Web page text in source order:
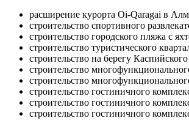
расширение курорта Oi-Qaragai в
строительство спортивного
строительство городского пляжа с
строительство туристического
строительство на берегу
строительство
строительство
строительство гостиничного
строительство гостиничного
строительство гостиничного